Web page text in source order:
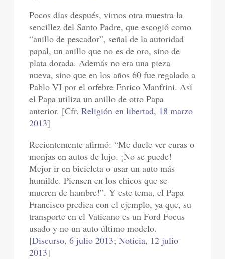
Pocos días después, vimos otra muestra la
sencillez del Santo Padre, que escogió como
“anillo de pescador”, señal de la autoridad
papal, un anillo que no es de oro, sino de
plata dorada. Además no era una pieza
nueva, sino que en los años 60 fue regalado a
Pablo VI por el orfebre Enrico Manfrini. Así
el Papa utiliza un anillo de otro Papa
anterior. [Cfr.Religión en libertad, 18 marzo
2013]
Recientemente afirmó: “Me duele ver curas o
monjas en autos de lujo. ¡No se puede!
Mejor ir en bicicleta o usar un auto más
humilde. Piensen en los chicos que se
mueren de hambre!”. Y este tema, el Papa
Francisco predica con el ejemplo, ya que, su
transporte en el Vaticano es un Ford Focus
usado y no un auto último modelo.
[Discurso, 6 julio 2013;Noticia, 12 julio
2013]